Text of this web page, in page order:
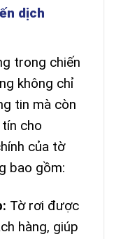
dịch
trong chiến
không chỉ
tin mà còn
cho
của tờ
bao gồm:
Tờ rơi được
hàng, giúp